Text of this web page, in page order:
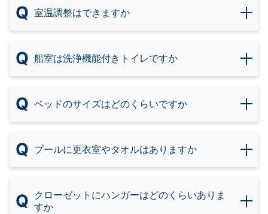
Q 室温調整はできますか
Q 船室は洗浄機能付きトイレですか
Q ベッドのサイズはどのくらいですか
Q プールに更衣室やタオルはありますか
Q クローゼットにハンガーはどのくらいありま
すか